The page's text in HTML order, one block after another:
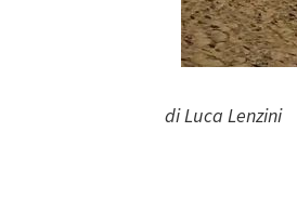
di Luca Lenzini